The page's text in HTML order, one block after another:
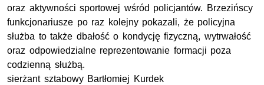
oraz aktywności sportowej wśród policjantów. Brzezińscy
funkcjonariusze po raz kolejny pokazali, że policyjna
służba to także dbałość o kondycję fizyczną, wytrwałość
oraz odpowiedzialne reprezentowanie formacji poza
codzienną służbą.
sierżant sztabowy Bartłomiej Kurdek